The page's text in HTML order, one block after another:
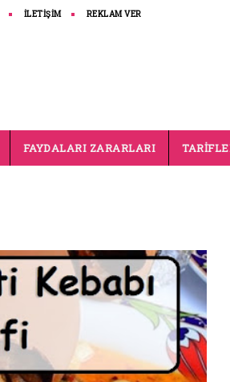
İLETİŞİM REKLAM VER
FAYDALARI ZARARLARI